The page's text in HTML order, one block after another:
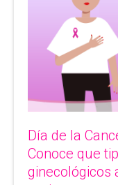
Día de la
Conoce que
ginecológicos